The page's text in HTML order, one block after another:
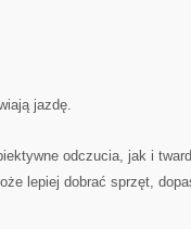
jazdę.
odczucia, jak i
lepiej dobrać sprzęt,